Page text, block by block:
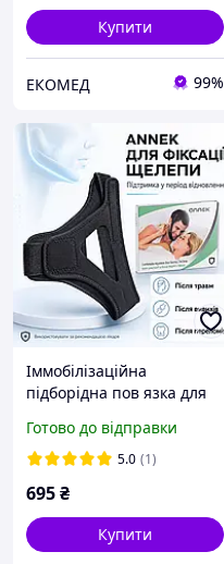
Купити
ЕКОМЕД 99%
Іммобілізаційна
підборідна пов язка для
при травмах, вивихах та
переломах
Готово до відправки
5.0 (1)
695₴
Купити